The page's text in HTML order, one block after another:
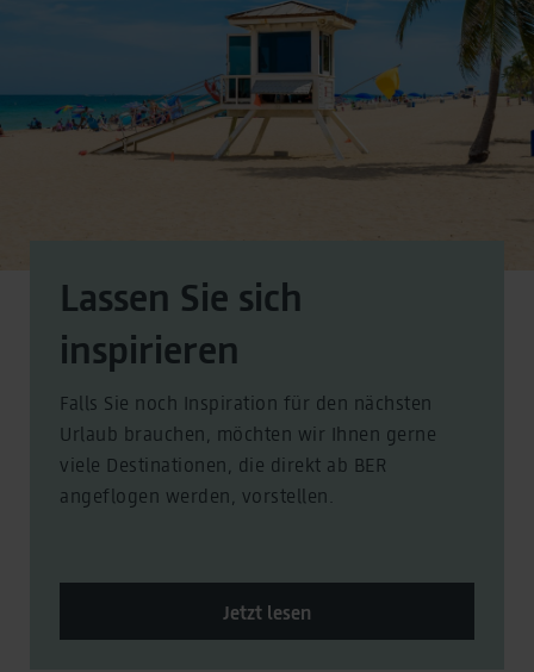
Lassen Sie sich
inspirieren
Falls Sie noch Inspiration für den nächsten
Urlaub brauchen, möchten wir Ihnen gerne
viele Destinationen, die direkt ab BER
angeflogen werden, vorstellen.
Jetzt lesen